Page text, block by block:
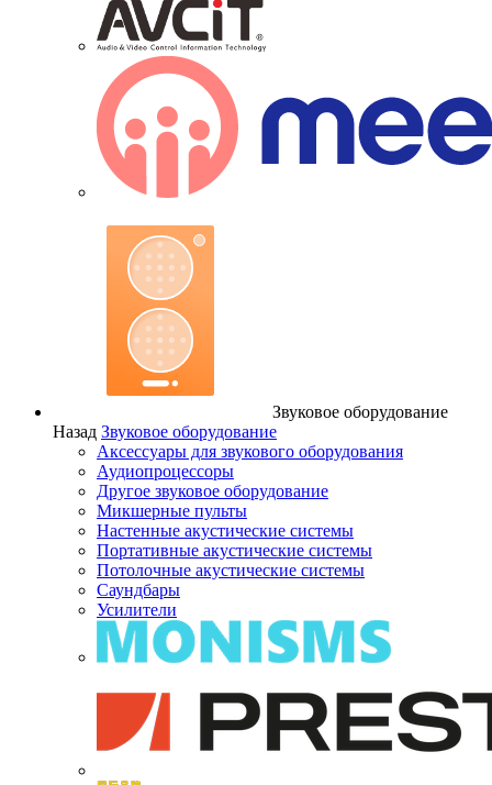
Звуковое оборудование
Назад Звуковое оборудование
Аксессуары для звукового оборудования
Аудиопроцессоры
Другое звуковое оборудование
Микшерные пульты
Настенные акустические системы
Портативные акустические системы
Потолочные акустические системы
Саундбары
Усилители